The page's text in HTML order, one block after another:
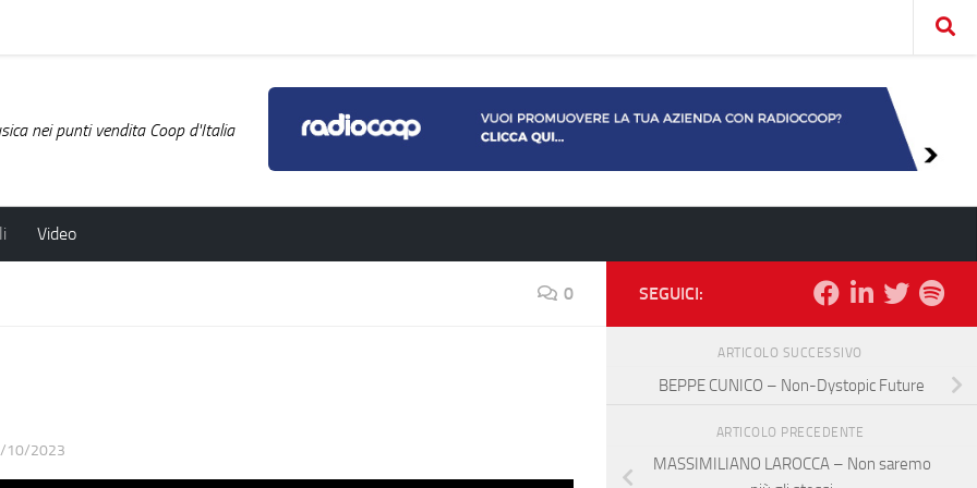
nei punti vendita Coop d'Italia
Video
0
10/2023
SEGUICI:
ARTICOLO SUCCESSIVO
BEPPE CUNICO – Non-Dystopic Future
ARTICOLO PRECEDENTE
MASSIMILIANO LAROCCA – Non saremo